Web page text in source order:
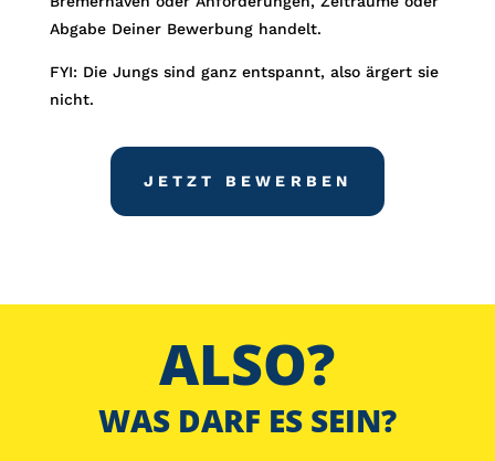
Abgabe Deiner Bewerbung handelt.
FYI: Die Jungs sind ganz entspannt, also ärgert sie
nicht.
JETZT BEWERBEN
ALSO?
WAS DARF ES SEIN?